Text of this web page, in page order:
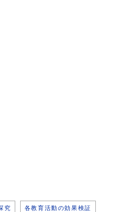
究 各教育活動の効果検証